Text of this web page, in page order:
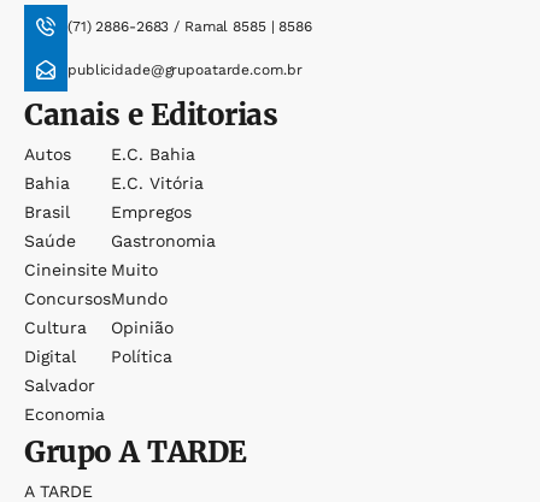
(71) 2886-2683 / Ramal 8585 | 8586
publicidade@grupoatarde.com.br
Canais e Editorias
Autos
Bahia
Brasil
Saúde
Cineinsite
Concursos
Cultura
Digital
Salvador
Economia
E.c. Bahia
E.c. Vitória
Empregos
Gastronomia
Muito
Mundo
Opinião
Política
GrupoA TARDE
A TARDE